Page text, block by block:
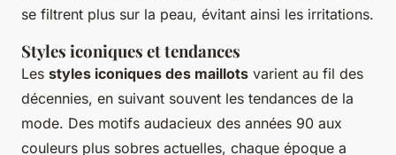
se filtrent plus sur la peau, évitant ainsi les irritations.
Styles iconiques et tendances
Les styles iconiques des maillots varient au fil des
décennies, en suivant souvent les tendances de la
mode. Des motifs audacieux des années 90 aux
couleurs plus sobres actuelles, chaque époque a